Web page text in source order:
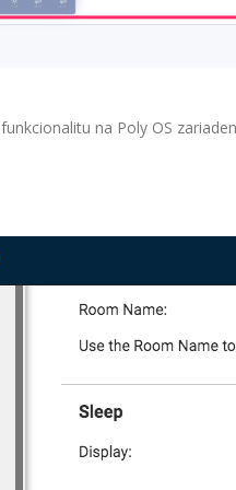
funkcionalitu na Poly OS